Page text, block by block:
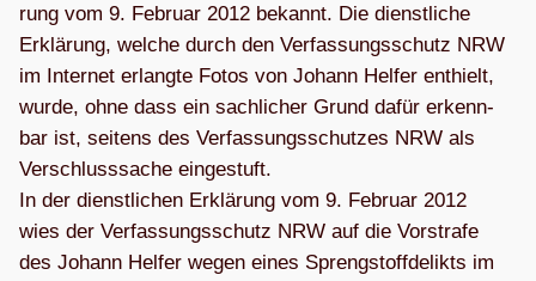
rung vom 9. Februar 2012 bekannt. Die dienst­li­che
Erklä­rung, wel­che durch den Ver­fas­sungs­schutz NRW
im Inter­net erlangte Fotos von Johann Hel­fer ent­hielt,
wurde, ohne dass ein sach­li­cher Grund dafür erkenn­
bar ist, sei­tens des Ver­fas­sungs­schut­zes NRW als
Ver­schluss­sa­che ein­ge­stuft.
In der dienst­li­chen Erklä­rung vom 9. Februar 2012
wies der Ver­fas­sungs­schutz NRW auf die Vor­strafe
des Johann Hel­fer wegen eines Spreng­stoff­de­likts im